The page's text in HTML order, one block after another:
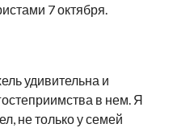
7 октября.
удивительна и
в нем. Я
не только у семей